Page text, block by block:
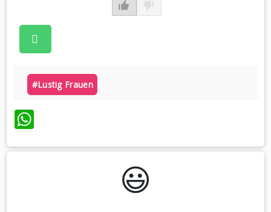
#lustig Frauen
WhatsApp
😃️